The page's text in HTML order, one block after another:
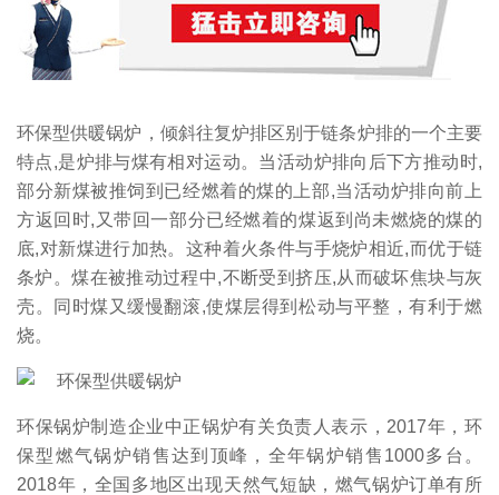
环保型供暖锅炉，倾斜往复炉排区别于链条炉排的一个主要
特点,是炉排与煤有相对运动。当活动炉排向后下方推动时,
部分新煤被推饲到已经燃着的煤的上部,当活动炉排向前上
方返回时,又带回一部分已经燃着的煤返到尚未燃烧的煤的
底,对新煤进行加热。这种着火条件与手烧炉相近,而优于链
条炉。煤在被推动过程中,不断受到挤压,从而破坏焦块与灰
壳。同时煤又缓慢翻滚,使煤层得到松动与平整，有利于燃
烧。
环保锅炉制造企业中正锅炉有关负责人表示，2017年，环
保型燃气锅炉销售达到顶峰，全年锅炉销售1000多台。
2018年，全国多地区出现天然气短缺，燃气锅炉订单有所